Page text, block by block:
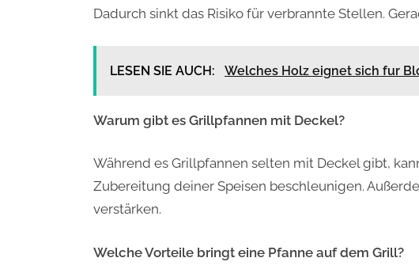
Dadurch sinkt das Risiko für verbrannte Stellen.
LESEN SIE AUCH: Welches Holz eignet sich fur
Warum gibt es Grillpfannen mit Deckel?
Während es Grillpfannen selten mit Deckel gibt,
Zubereitung deiner Speisen beschleunigen.
verstärken.
Welche Vorteile bringt eine Pfanne auf dem Grill?